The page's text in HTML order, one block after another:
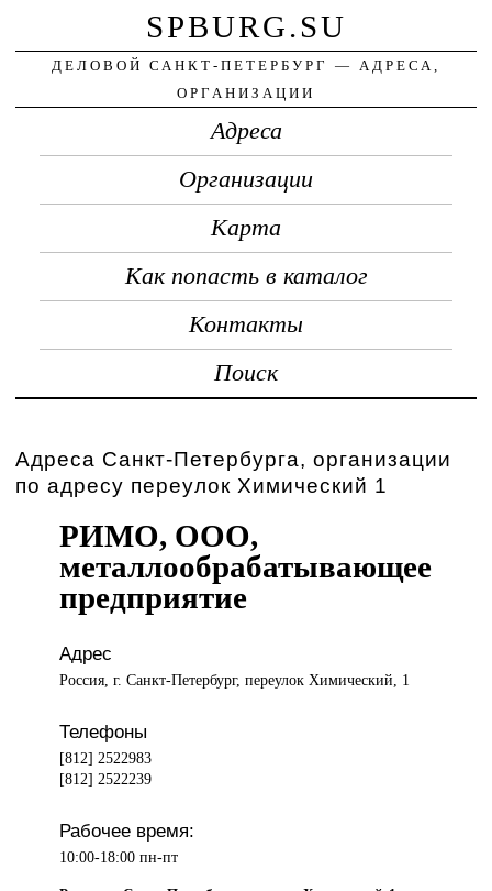
SPBURG.SU
ДЕЛОВОЙ САНКТ-ПЕТЕРБУРГ — АДРЕСА,
ОРГАНИЗАЦИИ
Адреса
Организации
Карта
Как попасть в каталог
Контакты
Поиск
Адреса Санкт-Петербурга, организации
по адресу переулок Химический 1
РИМО, ООО,
металлообрабатывающее
предприятие
Адрес
Россия, г. Санкт-Петербург, переулок Химический, 1
Телефоны
[812] 2522983
[812] 2522239
Рабочее время:
10:00-18:00 пн-пт